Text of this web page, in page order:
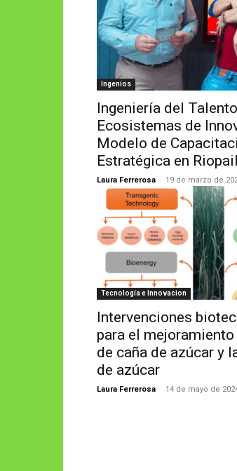
Ingenios
Ingeniería del
Ecosistemas de
Modelo de
Estratégica en
Laura Ferrerosa - 19 de marzo de
Tecnología e Innovacion
Intervenciones
para el
de caña de azúcar y
de azúcar
Laura Ferrerosa - 14 de mayo de